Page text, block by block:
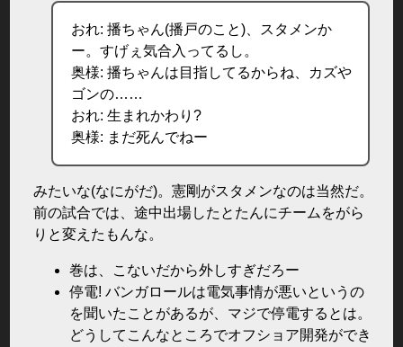
おれ: 播ちゃん(播戸のこと)、スタメンか
ー。すげぇ気合入ってるし。
奥様: 播ちゃんは目指してるからね、カズや
ゴンの……
おれ: 生まれかわり?
奥様: まだ死んでねー
みたいな(なにがだ)。憲剛がスタメンなのは当然だ。
前の試合では、途中出場したとたんにチームをがら
りと変えたもんな。
巻は、こないだから外しすぎだろー
停電! バンガロールは電気事情が悪いというの
を聞いたことがあるが、マジで停電するとは。
どうしてこんなところでオフショア開発ができ